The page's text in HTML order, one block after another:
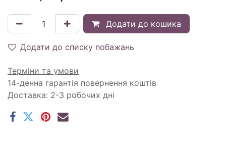
Додати до кошика
Додати до списку побажань
Терміни та умови
14-денна гарантія повернення коштів
Доставка: 2-3 робочих дні